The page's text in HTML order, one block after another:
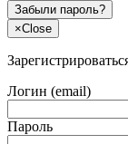
Забыли пароль?
×Close
Логин (email)
Пароль